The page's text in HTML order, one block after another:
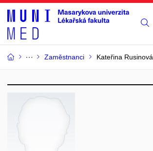
Zaměstnanci Kateřina Rusinová